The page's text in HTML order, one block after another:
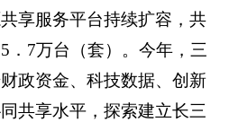
享服务平台持续扩容，共
．7万台（套）。今年，三
政资金、科技数据、创新
共享水平，探索建立长三